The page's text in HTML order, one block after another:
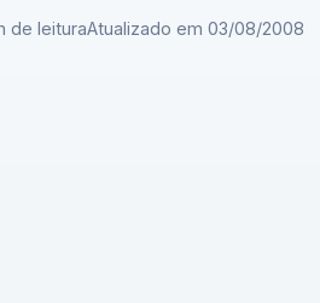
de leituraAtualizado em 03/08/2008